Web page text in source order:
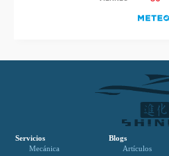
Servicios
Mecánica
Blogs
Artículos